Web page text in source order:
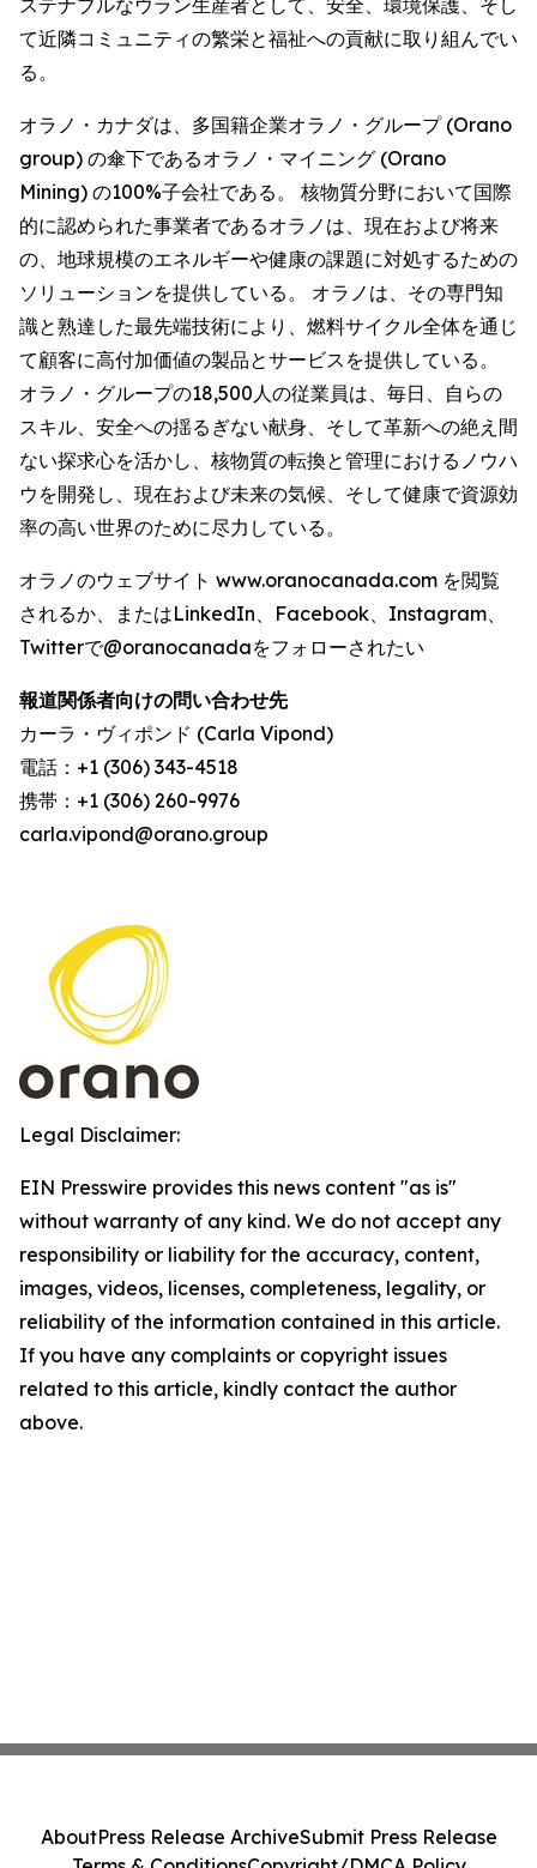
ステナブルなウラン生産者として、安全、環境保護、そし
て近隣コミュニティの繁栄と福祉への貢献に取り組んでい
る。
オラノ・カナダは、多国籍企業オラノ・グループ (Orano
group) の傘下であるオラノ・マイニング (Orano
Mining) の100%子会社である。 核物質分野において国際
的に認められた事業者であるオラノは、現在および将来
の、地球規模のエネルギーや健康の課題に対処するための
ソリューションを提供している。 オラノは、その専門知
識と熟達した最先端技術により、燃料サイクル全体を通じ
て顧客に高付加価値の製品とサービスを提供している。
オラノ・グループの18,500人の従業員は、毎日、自らの
スキル、安全への揺るぎない献身、そして革新への絶え間
ない探求心を活かし、核物質の転換と管理におけるノウハ
ウを開発し、現在および未来の気候、そして健康で資源効
率の高い世界のために尽力している。
オラノのウェブサイト www.oranocanada.com を閲覧
されるか、またはLinkedIn、Facebook、Instagram、
Twitterで@oranocanadaをフォローされたい
報道関係者向けの問い合わせ先
カーラ・ヴィポンド (Carla Vipond)
電話：+1 (306) 343-4518
携帯：+1 (306) 260-9976
carla.vipond@orano.group
Legal Disclaimer:
EIN Presswire provides this news content "as is"
without warranty of any kind. We do not accept any
responsibility or liability for the accuracy, content,
images, videos, licenses, completeness, legality, or
reliability of the information contained in this article.
If you have any complaints or copyright issues
related to this article, kindly contact the author
above.
AboutPress Release ArchiveSubmit Press Release